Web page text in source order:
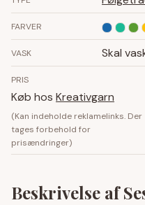
FARVER
VASK Skal
PRIS
Køb hos Kreativgarn
(Kan indeholde reklamelinks. Der
tages forbehold for
prisændringer)
Beskrivelse af